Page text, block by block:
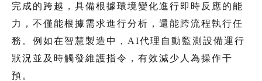
完成的跨越，具備根據環境變化進行即時反應的能
力，不僅能根據需求進行分析，還能跨流程執行任
務。例如在智慧製造中，AI代理自動監測設備運行
狀況並及時觸發維護指令，有效減少人為操作干
預。